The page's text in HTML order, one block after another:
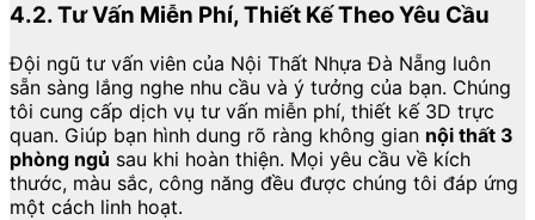
4.2. Tư Vấn Miễn Phí, Thiết Kế Theo Yêu Cầu
Đội ngũ tư vấn viên của Nội Thất Nhựa Đà Nẵng luôn
sẵn sàng lắng nghe nhu cầu và ý tưởng của bạn. Chúng
tôi cung cấp dịch vụ tư vấn miễn phí, thiết kế 3D trực
quan. Giúp bạn hình dung rõ ràng không gian nội thất 3
phòng ngủ sau khi hoàn thiện. Mọi yêu cầu về kích
thước, màu sắc, công năng đều được chúng tôi đáp ứng
một cách linh hoạt.